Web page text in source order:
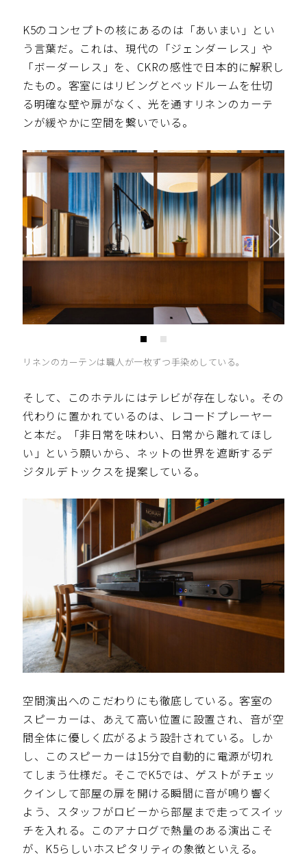
K5のコンセプトの核にあるのは「あいまい」とい
う言葉だ。これは、現代の「ジェンダーレス」や
「ボーダーレス」を、CKRの感性で日本的に解釈し
たもの。客室にはリビングとベッドルームを仕切
る明確な壁や扉がなく、光を通すリネンのカーテ
ンが緩やかに空間を繋いでいる。
リネンのカーテンは職人が一枚ずつ手染めしている。
そして、このホテルにはテレビが存在しない。その
代わりに置かれているのは、レコードプレーヤー
と本だ。「非日常を味わい、日常から離れてほし
い」という願いから、ネットの世界を遮断するデ
ジタルデトックスを提案している。
空間演出へのこだわりにも徹底している。客室の
スピーカーは、あえて高い位置に設置され、音が空
間全体に優しく広がるよう設計されている。しか
し、このスピーカーは15分で自動的に電源が切れ
てしまう仕様だ。そこでK5では、ゲストがチェッ
クインして部屋の扉を開ける瞬間に音が鳴り響く
よう、スタッフがロビーから部屋まで走ってスイッ
チを入れる。このアナログで熱量のある演出こそ
が、K5らしいホスピタリティの象徴といえる。